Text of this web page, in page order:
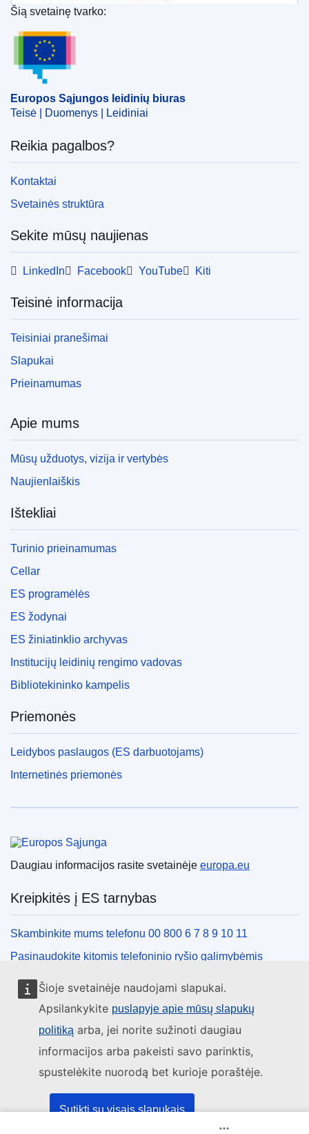
Šioje svetainėje naudojami slapukai.
Apsilankykite puslapyje apie mūsų slapukų
politiką arba, jei norite sužinoti daugiau
informacijos arba pakeisti savo parinktis,
spustelėkite nuorodą bet kurioje poraštėje.
Sutikti su visais slapukais
Di Tommaso, Maria Laura
Piazzalunga, Daniela
Villosio, Claudia
Temos:
Tema:antidiskriminacinė priemonė
moterų padėtis,vienodas darbo užmokestis
vertinimas
PDF
Popierus
Released on EU publications website: 2017-05-22
spausdinti parengtu formatu (PDF/X). Daugiau
Europos Sąjungos leidinių biuras
Šią svetainę tvarko:
Europos Sąjungos leidinių biuras
Teisė | Duomenys | Leidiniai
Reikia pagalbos?
Kontaktai
Svetainės struktūra
Sekite mūsų naujienas
LinkedIn Facebook YouTube Kiti
Teisinė informacija
Teisiniai pranešimai
Slapukai
Prieinamumas
Apie mums
Mūsų užduotys, vizija ir vertybės
Naujienlaiškis
Ištekliai
Turinio prieinamumas
Cellar
ES programėlės
ES žodynai
ES žiniatinklio archyvas
Institucijų leidinių rengimo vadovas
Bibliotekininko kampelis
Priemonės
Leidybos paslaugos (ES darbuotojams)
Internetinės priemonės
Daugiau informacijos rasite svetainėje europa.eu
Kreipkitės į ES tarnybas
Skambinkite mums telefonu 00 800 6 7 8 9 10 11
Pasinaudokite kitomis telefoninio ryšio galimybėmis
Rašykite mums naudodamiesi kontaktine forma
Susitikime viename iš ES biurų
Socialiniai tinklai
ES socialinių tinklų kanalai
ES institucijos ir įstaigos